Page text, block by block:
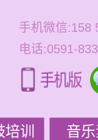
手机微信:158
电话:0591-
训 音